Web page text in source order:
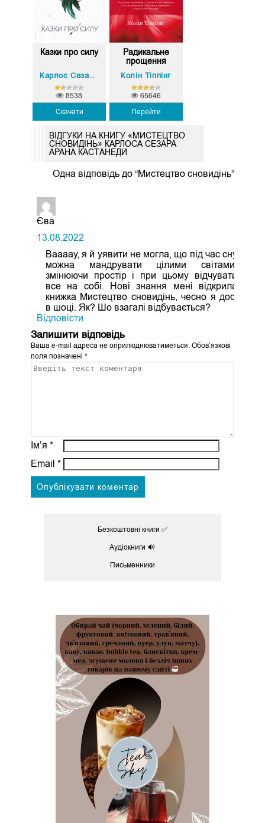
Казки про силу
Скачати
8538
Радикальне
прощення
Колін Тіппінг
Перейти
65646
ВІДГУКИ НА КНИГУ «МИСТЕЦТВО
СНОВИДІНЬ» КАРЛОСА СЕЗАРА
АРАНА КАСТАНЕДИ
Одна відповідь до “Мистецтво сновидінь”
Єва
13.08.2022
Ваааау, я й уявити не могла, що під час сну
можна мандрувати цілими світами,
змінюючи простір і при цьому відчувати
все на собі. Нові знання мені відкрила
книжка Мистецтво сновидінь, чесно я досі
в шоці. Як? Шо взагалі відбувається?
Відповіcти
Залишити відповідь
Ваша e-mail адреса не оприлюднюватиметься. Обов’язкові
поля позначені *
Ім’я *
Email *
Безкоштовні книги ✅
Аудіокниги 🔊
Письменники